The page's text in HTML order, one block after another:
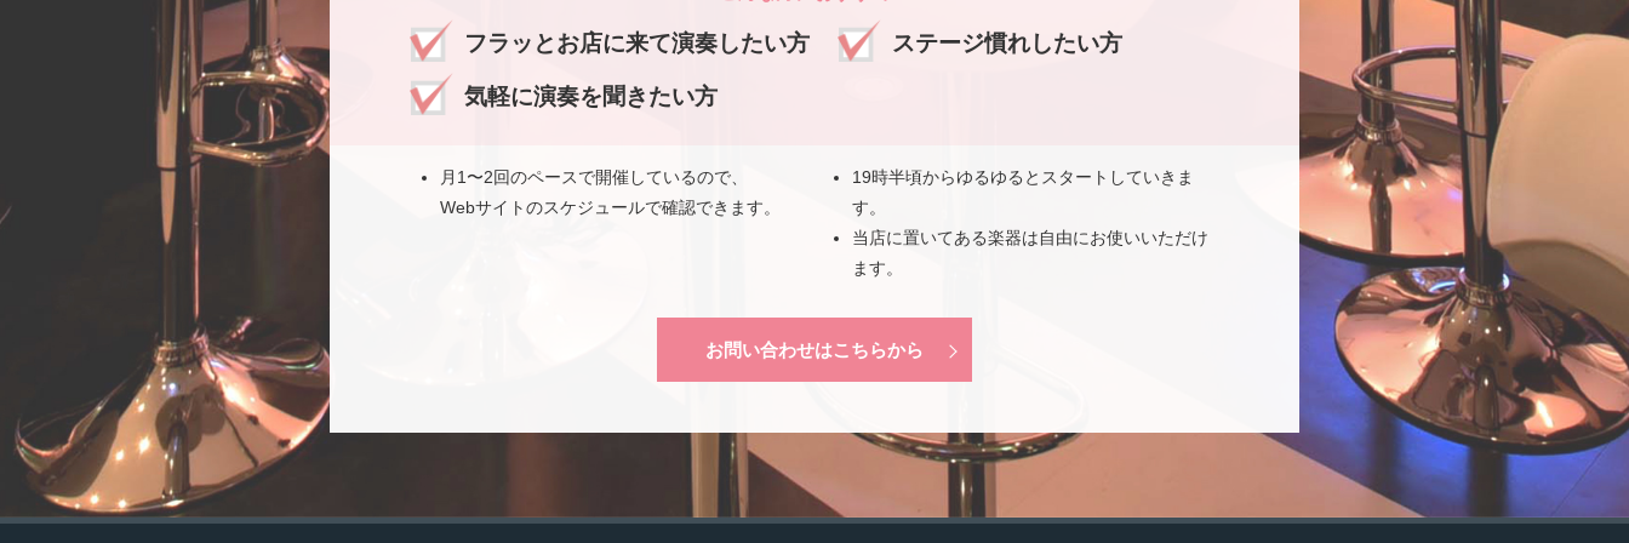
フラッとお店に来て演奏したい方 ステージ慣れしたい方
気軽に演奏を聞きたい方
月1〜2回のペースで開催しているので、
Webサイトのスケジュールで確認できます。
19時半頃からゆるゆるとスタートしていきま
す。
当店に置いてある楽器は自由にお使いいただけ
ます。
お問い合わせはこちらから